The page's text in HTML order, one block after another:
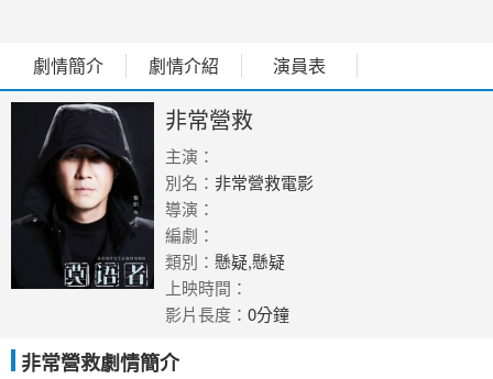
劇情簡介 劇情介紹 演員表
非常營救
主演：
別名： 非常營救電影
導演：
編劇：
類別： 懸疑,懸疑
上映時間：
影片長度： 0分鐘
非常營救劇情簡介